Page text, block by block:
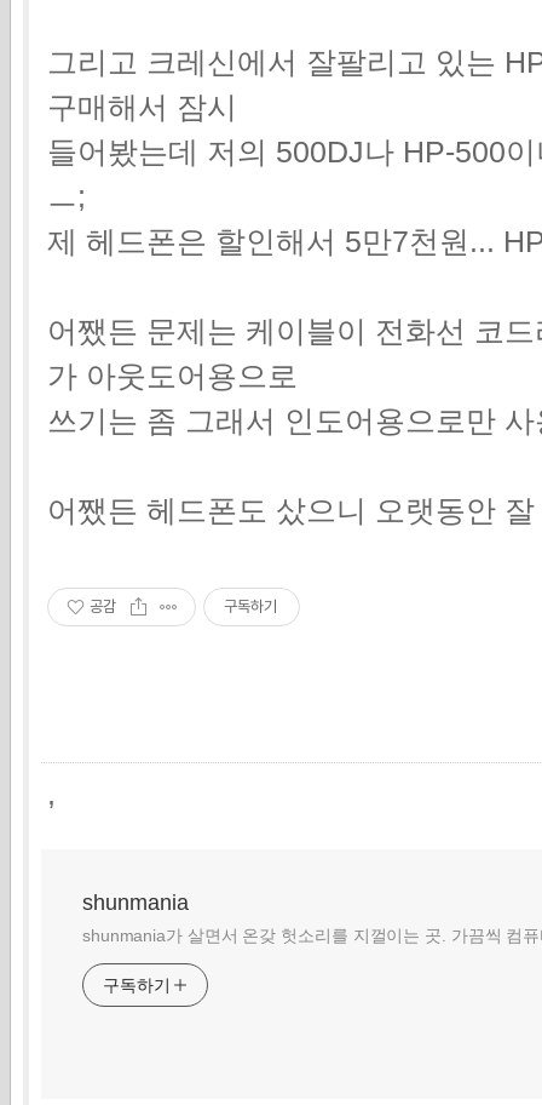
그리고 크레신에서 잘팔리고 있는
구매해서 잠시
들어봤는데 저의 500DJ나 HP-500
ㅡ;
제 헤드폰은 할인해서 5만7천원...
어쨌든 문제는 케이블이 전화선 코
가 아웃도어용으로
쓰기는 좀 그래서 인도어용으로만
어쨌든 헤드폰도 샀으니 오랫동안
공감 구독하기
,
shunmania
shunmania가 살면서 온갖 헛소리를 지껄이는 곳. 가끔씩 컴
구독하기